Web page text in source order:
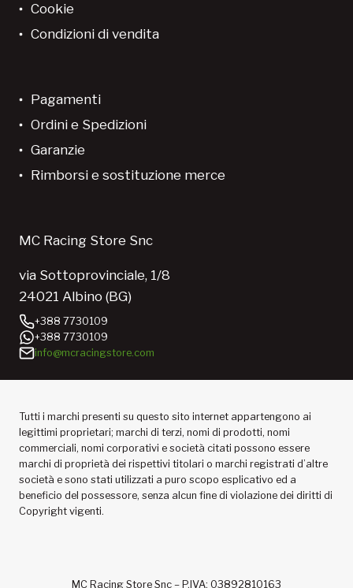
Cookie
Condizioni di vendita
Pagamenti
Ordini e Spedizioni
Garanzie
Rimborsi e sostituzione merce
MC Racing Store Snc
via Sottoprovinciale, 1/8
24021 Albino (BG)
+388 7730109
+388 7730109
info@mcracingstore.com
Tutti i marchi presenti su questo sito internet appartengono ai
legittimi proprietari; marchi di terzi, nomi di prodotti, nomi
commerciali, nomi corporativi e società citati possono essere
marchi di proprietà dei rispettivi titolari o marchi registrati d’altre
società e sono stati utilizzati a puro scopo esplicativo ed a
beneficio del possessore, senza alcun fine di violazione dei diritti di
Copyright vigenti.
MC Racing Store Snc – P.IVA: 03892810163